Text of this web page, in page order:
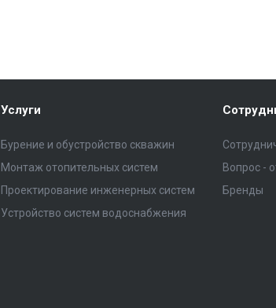
Услуги
Бурение и обустройство скважин
Монтаж отопительных систем
Проектирование инженерных систем
Устройство систем водоснабжения
Вопрос -
Бренды